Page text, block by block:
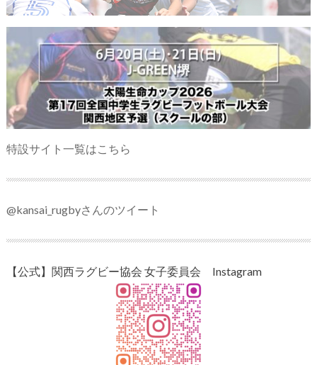
特設サイト一覧はこちら
@kansai_rugbyさんのツイート
【公式】関西ラグビー協会 女子委員会 Instagram